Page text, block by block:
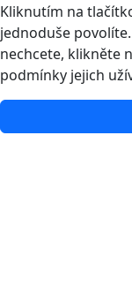
Kliknutím na
jednoduše
nechcete, klikněte
podmínky jejich